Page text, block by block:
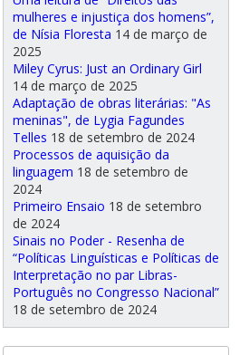
mulheres e injustiça dos homens”,
de Nísia Floresta 14 de março de
2025
Miley Cyrus: Just an Ordinary Girl
14 de março de 2025
Adaptação de obras literárias: "As
meninas", de Lygia Fagundes
Telles 18 de setembro de 2024
Processos de aquisição da
linguagem 18 de setembro de
2024
Primeiro Ensaio 18 de setembro
de 2024
Sinais no Poder - Resenha de
“Políticas Linguísticas e Políticas de
Interpretação no par Libras-
Português no Congresso Nacional”
18 de setembro de 2024